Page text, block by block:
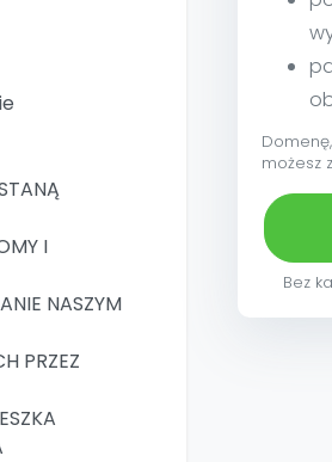
I
NASZYM
PRZEZ
możesz
Bez